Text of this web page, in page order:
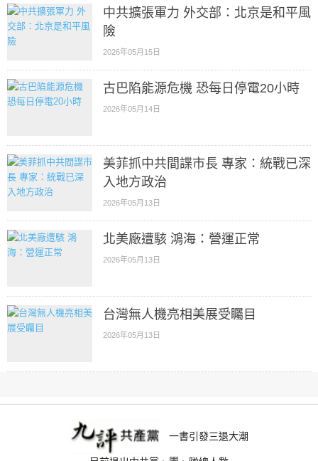
中共擴張軍力 外交部：北京是和平風
險
2026年05月15日
古巴陷能源危機 恐每日停電20小時
2026年05月14日
美菲抓中共間諜市長 專家：統戰已深
入地方政治
2026年05月13日
北美廠遭駭 鴻海：營運正常
2026年05月13日
台灣無人機亮相美展受矚目
2026年05月13日
一書引發三退大潮